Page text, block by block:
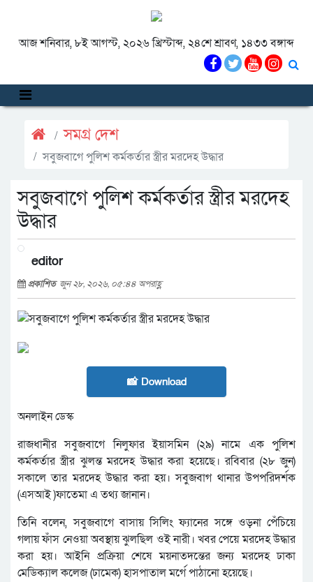
আজ শনিবার, ৮ই আগস্ট, ২০২৬ খ্রিস্টাব্দ, ২৪শে শ্রাবণ, ১৪৩৩ বঙ্গাব্দ
সমগ্র দেশ
সবুজবাগে পুলিশ কর্মকর্তার স্ত্রীর মরদেহ উদ্ধার
সবুজবাগে পুলিশ কর্মকর্তার স্ত্রীর মরদেহ
উদ্ধার
editor
প্রকাশিত জুন ২৮, ২০২৬, ০৫:৪৪ অপরাহ্ণ
📸 Download
অনলাইন ডেস্ক
রাজধানীর সবুজবাগে নিলুফার ইয়াসমিন (২৯) নামে এক পুলিশ
কর্মকর্তার স্ত্রীর ঝুলন্ত মরদেহ উদ্ধার করা হয়েছে। রবিবার (২৮ জুন)
সকালে তার মরদেহ উদ্ধার করা হয়। সবুজবাগ থানার উপপরিদর্শক
(এসআই )ফাতেমা এ তথ্য জানান।
তিনি বলেন, সবুজবাগে বাসায় সিলিং ফ্যানের সঙ্গে ওড়না পেঁচিয়ে
গলায় ফাঁস নেওয়া অবস্থায় ঝুলছিল ওই নারী। খবর পেয়ে মরদেহ উদ্ধার
করা হয়। আইনি প্রক্রিয়া শেষে ময়নাতদন্তের জন্য মরদেহ ঢাকা
মেডিক্যাল কলেজ (ঢামেক) হাসপাতাল মর্গে পাঠানো হয়েছে।